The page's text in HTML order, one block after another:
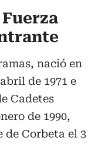
nació en
de 1971 e
Cadetes
de 1990,
de Corbeta el 3